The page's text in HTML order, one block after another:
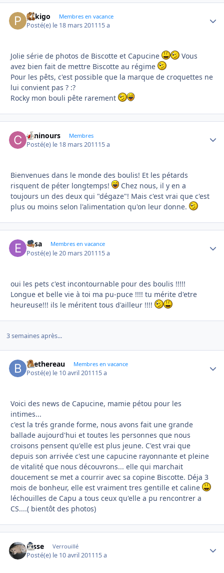
pekigo Membres en vacance
Posté(e) le 18 mars 201115 a
Jolie série de photos de Biscotte et Capucine
Vous
avez bien fait de mettre Biscotte au régime
Pour les pêts, c'est possible que la marque de croquettes ne
lui convient pas ? :?
Rocky mon bouli pête rarement
caninours Membres
Posté(e) le 18 mars 201115 a
Bienvenues dans le monde des boulis! Et les pétards
risquent de péter longtemps!
Chez nous, il y en a
toujours un des deux qui "dégaze"! Mais c'est vrai que c'est
plus ou moins selon l'alimentation qu'on leur donne.
Elisa Membres en vacance
Posté(e) le 20 mars 201115 a
oui les pets c'est incontournable pour des boulis !!!!!
Longue et belle vie à toi ma pu-puce !!!! tu mérite d'etre
heureuse!!! ils le méritent tous d'ailleur !!!!
3 semaines après...
brethereau Membres en vacance
Posté(e) le 10 avril 201115 a
Voici des news de Capucine, mamie pétou pour les
intimes...
c'est la trés grande forme, nous avons fait une grande
ballade aujourd'hui et toutes les personnes que nous
croisons pensent qu'elle est plus jeune. C'est vrai que
depuis son arrivée c'est une capucine rayonnante et pleine
de vitalité que nous découvrons... elle qui marchait
doucement se met a courrir avec sa copine Biscotte. Déja 3
mois de bonheur, elle est vraiment tres gentille et caline
léchouilles de Capu a tous ceux qu'elle a pu rencontrer a
CS....( bientôt des photos)
josse Verrouillé
Posté(e) le 10 avril 201115 a